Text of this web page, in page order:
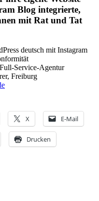
Blog integrierte,
mit Rat und Tat
deutsch mit Instagram
Service-Agentur
Freiburg
X E-Mail
Drucken